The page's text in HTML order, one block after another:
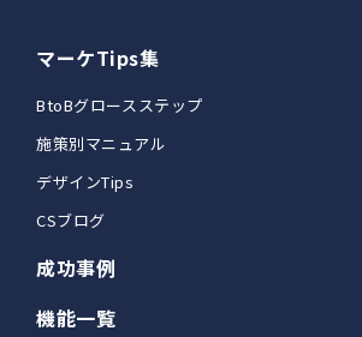
マーケTips集
BtoBグロースステップ
施策別マニュアル
デザインTips
CSブログ
成功事例
機能一覧